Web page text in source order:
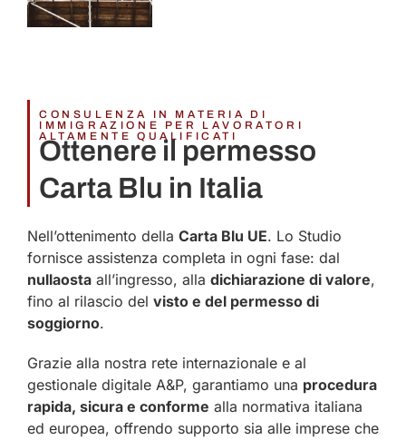
CONSULENZA IN MATERIA DI
IMMIGRAZIONE PER LAVORATORI
ALTAMENTE QUALIFICATI
Ottenere il permesso
Carta Blu in Italia​
Nell’ottenimento della Carta Blu UE. Lo Studio
fornisce assistenza completa in ogni fase: dal
nullaosta all’ingresso, alla dichiarazione di valore,
fino al rilascio del visto e del permesso di
soggiorno.
Grazie alla nostra rete internazionale e al
gestionale digitale A&P, garantiamo una procedura
rapida, sicura e conforme alla normativa italiana
ed europea, offrendo supporto sia alle imprese che